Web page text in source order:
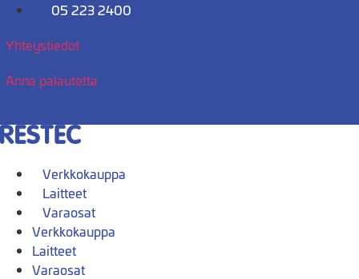
Mene
05 223 2400
Yhteystiedot
Anna palautetta
Verkkokauppa
Laitteet
Varaosat
Verkkokauppa
Laitteet
Varaosat